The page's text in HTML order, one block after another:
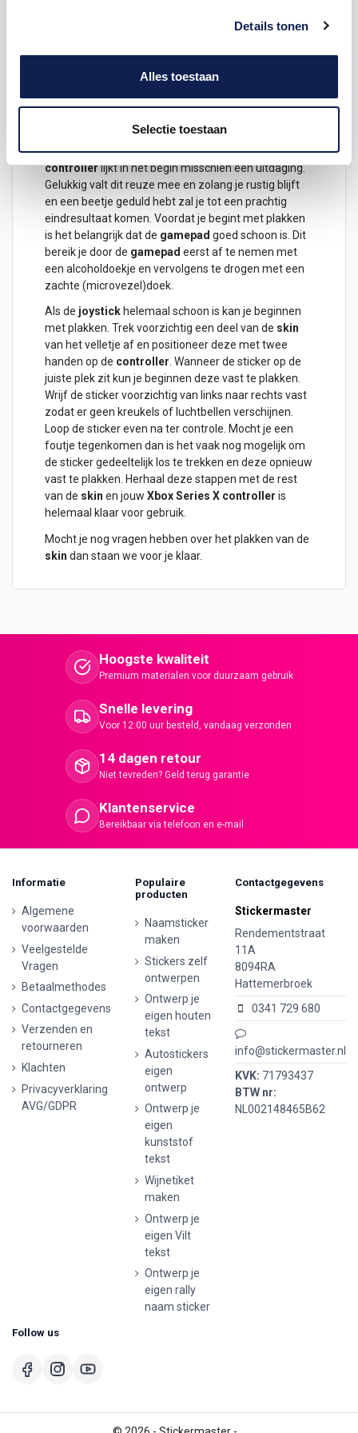
Details tonen
Alles toestaan
Selectie toestaan
kleinste details rekening gehouden. Hierdoor zitten
plek. Ook is de pasvorm zo ontworpen dat het
maximale oppervlakte van decontroller
Controller plakken
Het plakken van een skin op jouwXbox Series X
controllerlijkt in het begin misschien een uitdaging.
Gelukkig valt dit reuze mee en zolang je rustig blijft
en een beetje geduld hebt zal je tot een prachtig
eindresultaat komen. Voordat je begint met plakken
is het belangrijk dat de gamepad goed schoon is. Dit
bereik je door de gamepad eerst af te nemen met
een alcoholdoekje en vervolgens te drogen met een
zachte (microvezel)doek.
Als de joystick helemaal schoon is kan je beginnen
met plakken. Trek voorzichtig een deel van de skin
van het velletje af en positioneer deze met twee
handen op de controller. Wanneer de stickerop de
juiste plek zit kun je beginnen deze vast te plakken.
Wrijf de sticker voorzichtig van links naar rechts vast
zodat er geen kreukels of luchtbellen verschijnen.
Loop de sticker even na ter controle. Mocht je een
foutje tegenkomen dan is het vaak nog mogelijk om
de sticker gedeeltelijk los te trekken en deze opnieuw
vast te plakken. Herhaal deze stappen met de rest
van de skin en jouw Xbox Series X controller is
helemaal klaar voor gebruik.
Mocht je nog vragen hebben over het plakken van de
skin dan staan we voor je klaar.
Hoogste kwaliteit
Premium materialen voor duurzaam gebruik
Snelle levering
Voor 12:00 uur besteld, vandaag verzonden
14 dagen retour
Niet tevreden? Geld terug garantie
Klantenservice
Bereikbaar via telefoon en e-mail
Informatie
Algemene
voorwaarden
Veelgestelde
Vragen
Betaalmethodes
Contactgegevens
Verzenden en
retourneren
Klachten
Privacyverklaring
AVG/GDPR
Populaire
producten
Naamsticker
maken
Stickers zelf
ontwerpen
Ontwerp je
eigen houten
tekst
Autostickers
eigen
ontwerp
Ontwerp je
eigen
kunststof
tekst
Wijnetiket
maken
Ontwerp je
eigen Vilt
tekst
Ontwerp je
eigen rally
naam sticker
Contactgegevens
Stickermaster
Rendementstraat
11A
8094RA
Hattemerbroek
0341 729 680
info@stickermaster.nl
KVK: 71793437
BTW nr:
NL002148465B62
Follow us